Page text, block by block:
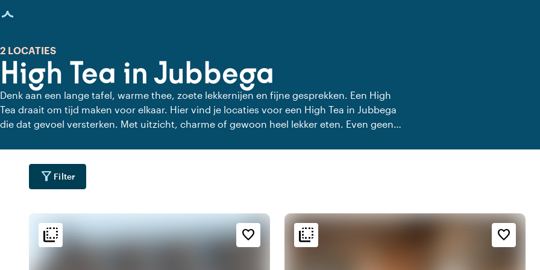
geladen
High Tea in Jubbega
2 LOCATIES
Denk aan een lange tafel, warme thee, zoete lekkernijen en fijne gesprekken. Een High
Tea draait om tijd maken voor elkaar. Hier vind je locaties voor een High Tea in Jubbega
die dat gevoel versterken. Met uitzicht, charme of gewoon heel lekker eten. Even geen
filter_alt Filter
flip_to_back favorite_border
flip_to_back Sfeer en esthetiek
palette
flip_to_back favorite_border
flip_to_back Sfeer en esthetiek
landscape
Bereikbaarheid en ligging
emoji_nature